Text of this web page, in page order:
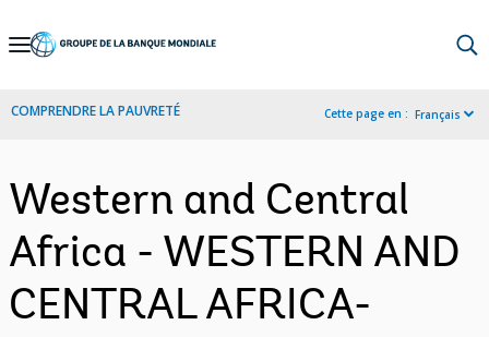
Skip
Navigation
COMPRENDRE LA PAUVRETÉ Cette page en : Français
Western and Central
Africa - WESTERN AND
CENTRAL AFRICA-